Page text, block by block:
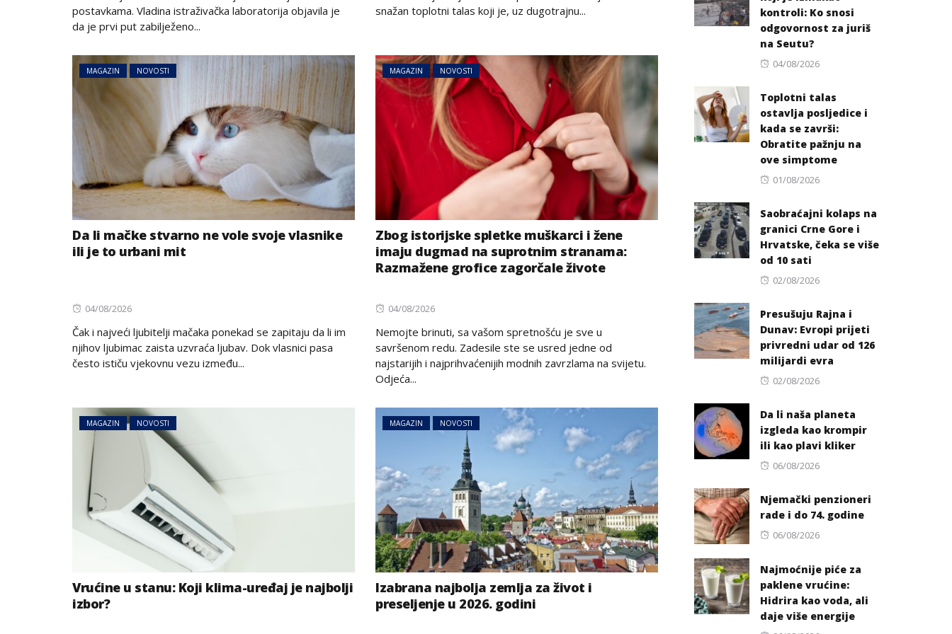
postavkama. Vladina istraživačka laboratorija objavila je
da je prvi put zabilježeno...
snažan toplotni talas koji je, uz dugotrajnu...
MAGAZIN NOVOSTI
Da li mačke stvarno ne vole svoje vlasnike
ili je to urbani mit
Posted
04/08/2026
Čak i najveći ljubitelji mačaka ponekad se zapitaju da li im
njihov ljubimac zaista uzvraća ljubav. Dok vlasnici pasa
često ističu vjekovnu vezu između...
MAGAZIN NOVOSTI
Zbog istorijske spletke muškarci i žene
imaju dugmad na suprotnim stranama:
Razmažene grofice zagorčale živote
Posted
04/08/2026
Nemojte brinuti, sa vašom spretnošću je sve u
savršenom redu. Zadesile ste se usred jedne od
najstarijih i najprihvaćenijih modnih zavrzlama na svijetu.
Odjeća...
MAGAZIN NOVOSTI
Vrućine u stanu: Koji klima-uređaj je najbolji
izbor?
MAGAZIN NOVOSTI
Izabrana najbolja zemlja za život i
preseljenje u 2026. godini
kontroli: Ko snosi
odgovornost za juriš
na Seutu?
Posted
04/08/2026
Toplotni talas
ostavlja posljedice i
kada se završi:
Obratite pažnju na
ove simptome
Posted
01/08/2026
Saobraćajni kolaps na
granici Crne Gore i
Hrvatske, čeka se više
od 10 sati
Posted
02/08/2026
Presušuju Rajna i
Dunav: Evropi prijeti
privredni udar od 126
milijardi evra
Posted
02/08/2026
Da li naša planeta
izgleda kao krompir
ili kao plavi kliker
Posted
06/08/2026
Njemački penzioneri
rade i do 74. godine
Posted
06/08/2026
Najmoćnije piće za
paklene vrućine:
Hidrira kao voda, ali
daje više energije